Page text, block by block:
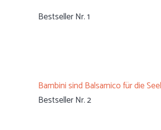
Bestseller Nr. 1
Bambini sind Balsamico für die
Bestseller Nr. 2